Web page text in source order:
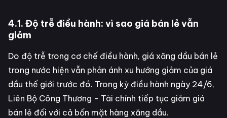
4.1. Độ trễ điều hành: vì sao giá bán lẻ vẫn
giảm
Do độ trễ trong cơ chế điều hành, giá xăng dầu bán lẻ
trong nước hiện vẫn phản ánh xu hướng giảm của giá
dầu thế giới trước đó. Trong kỳ điều hành ngày 24/6,
Liên Bộ Công Thương - Tài chính tiếp tục giảm giá
bán lẻ đối với cả bốn mặt hàng xăng dầu.